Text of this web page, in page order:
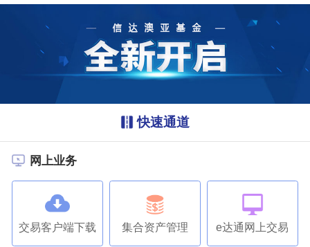
快速通道
网上业务
交易客户端下载 集合资产管理 e达通网上交易